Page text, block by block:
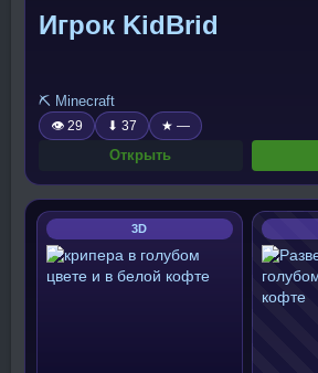
Игрок KidBrid
⛏️ Minecraft
👁 29 ⬇ 37 ★ —
Открыть
3D